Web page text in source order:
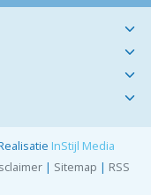
InStijl Media
| Sitemap | RSS